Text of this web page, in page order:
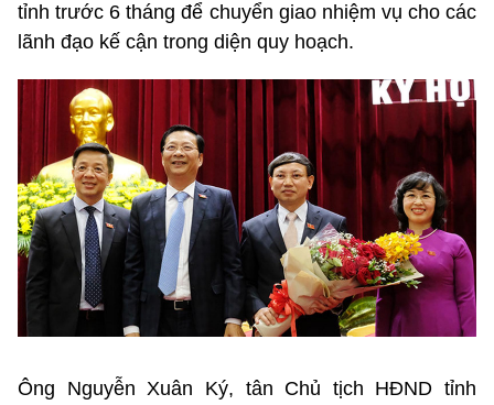
tỉnh trước 6 tháng để chuyển giao nhiệm vụ cho các
lãnh đạo kế cận trong diện quy hoạch.
Ông Nguyễn Xuân Ký, tân Chủ tịch HĐND tỉnh